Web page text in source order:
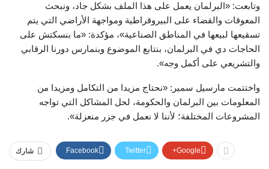
وتابعت: «البرلمان يعمل على هذا الملف بشكل جاد، ونبحث
المعوقات والقضاء على البيروقراطية ومواجهة الأراضي التي يتم
تسقيعها لبيعها في المناطق الصناعية»، مؤكدة: «ما بنسكتش على
الحاجات دي في البرلمان، بنتابع الموضوع وبنمارس دورنا الرقابي
والتشريعي على أكمل وجه».
واختتمت مارسيل سمير: «نحتاج مزيدا من التكامل ومزيدا من
المعلومات بين البرلمان والحكومة، لحل المشاكل التي تواجه
المشروعات المختلفة؛ لأننا لا نعمل في جزر منعزلة».
شارك Facebook Twitter Google+